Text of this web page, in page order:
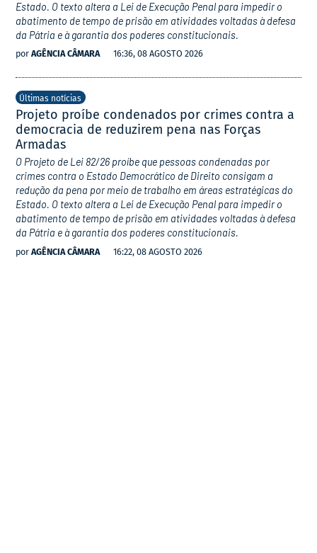
Estado. O texto altera a Lei de Execução Penal para impedir o
abatimento de tempo de prisão em atividades voltadas à defesa
da Pátria e à garantia dos poderes constitucionais.
por AGÊNCIA CÂMARA 16:36, 08 AGOSTO 2026
Últimas notícias
Projeto proíbe condenados por crimes contra a
democracia de reduzirem pena nas Forças
Armadas
O Projeto de Lei 82/26 proíbe que pessoas condenadas por
crimes contra o Estado Democrático de Direito consigam a
redução da pena por meio de trabalho em áreas estratégicas do
Estado. O texto altera a Lei de Execução Penal para impedir o
abatimento de tempo de prisão em atividades voltadas à defesa
da Pátria e à garantia dos poderes constitucionais.
por AGÊNCIA CÂMARA 16:22, 08 AGOSTO 2026